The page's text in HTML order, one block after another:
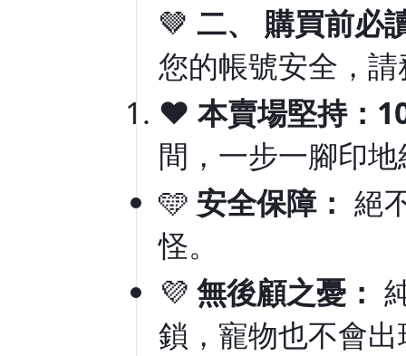
🤎 二、 購買前必
您的帳號安全，
❤️ 本賣場堅持：
間，一步一腳印
🩵 安全保障： 絕
怪。
💜 無後顧之憂：
鎖，寵物也不會